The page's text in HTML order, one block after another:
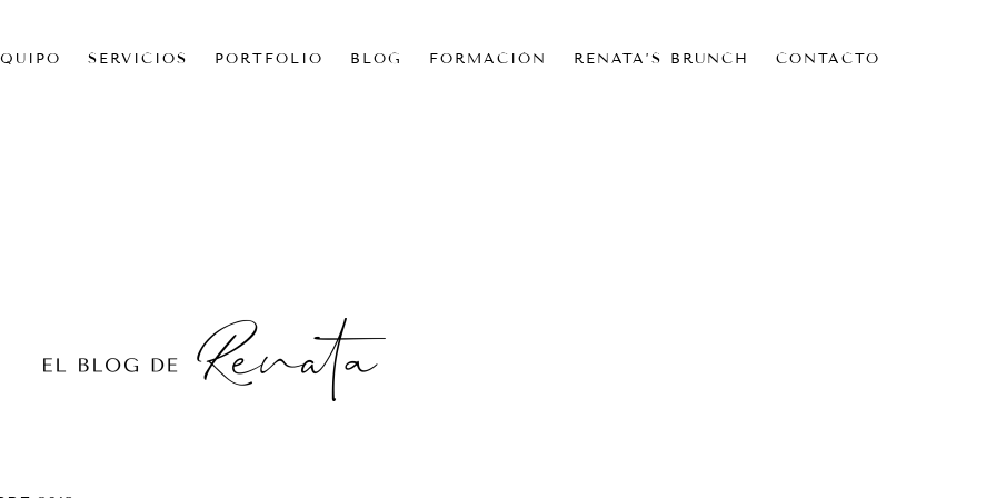
SERVICIOS PORTFOLIO BLOG FORMACIÓN RENATA’S BRUNCH CONTACTO